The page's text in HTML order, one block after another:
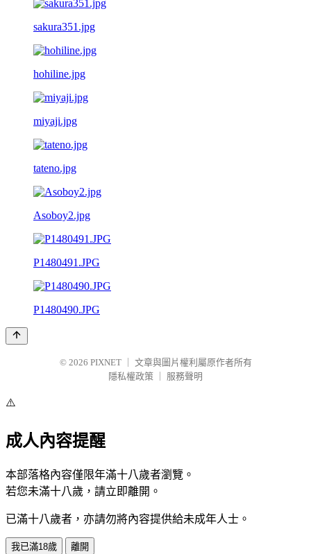
sakura351.jpg
hohiline.jpg
miyaji.jpg
tateno.jpg
Asoboy2.jpg
P1480491.JPG
P1480490.JPG
© 2026 PIXNET
文章與圖片權利屬原作者所有
隱私權政策
服務聲明
⚠️
成人內容提醒
本部落格內容僅限年滿十八歲者瀏覽。
若您未滿十八歲，請立即離開。
已滿十八歲者，亦請勿將內容提供給未成年人士。
我已滿18歲 離開